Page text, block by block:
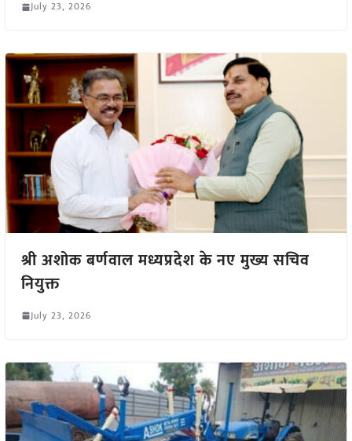
July 23, 2026
श्री अशोक बर्णवाल मध्यप्रदेश के नए मुख्य सचिव
नियुक्त
July 23, 2026